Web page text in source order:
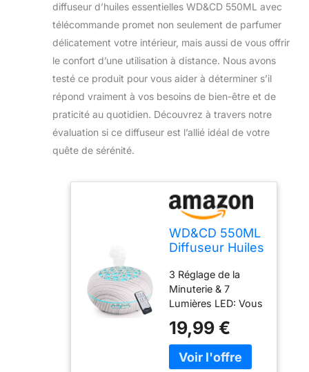
diffuseur d’huiles essentielles WD&CD 550ML avec
télécommande promet non seulement de parfumer
délicatement votre intérieur, mais aussi de vous offrir
le confort d’une utilisation à distance. Nous avons
testé ce produit pour vous aider à déterminer s’il
répond vraiment à vos besoins de bien-être et de
praticité au quotidien. Découvrez à travers notre
évaluation si ce diffuseur est l’allié idéal de votre
quête de sérénité.
WD&CD 550ML
Diffuseur Huiles
avec
Télécommande,
Humidificateur
Diffuseur
D'huile
Essentielle
Electrique pour
3 Réglage de la
Minuterie & 7
Lumières LED: Vous
appuyer sur le
bouton de brouillard
pour choisir un
19,99 €